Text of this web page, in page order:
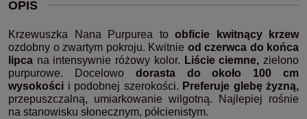
OPIS
Krzewuszka Nana Purpurea to obficie kwitnący krzew
ozdobny o zwartym pokroju. Kwitnie od czerwca do końca
lipca na intensywnie różowy kolor. Liście ciemne, zielono
purpurowe. Docelowo dorasta do około 100 cm
wysokości i podobnej szerokości. Preferuje glebę żyzną,
przepuszczalną, umiarkowanie wilgotną. Najlepiej rośnie
na stanowisku słonecznym, półcienistym.